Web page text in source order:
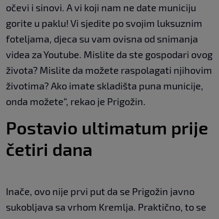
očevi i sinovi. A vi koji nam ne date municiju
gorite u paklu! Vi sjedite po svojim luksuznim
foteljama, djeca su vam ovisna od snimanja
videa za Youtube. Mislite da ste gospodari ovog
života? Mislite da možete raspolagati njihovim
životima? Ako imate skladišta puna municije,
onda možete“, rekao je Prigožin.
Postavio ultimatum prije
četiri dana
Inače, ovo nije prvi put da se Prigožin javno
sukobljava sa vrhom Kremlja. Praktično, to se